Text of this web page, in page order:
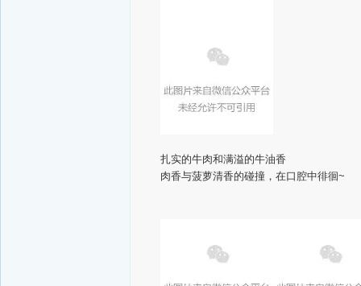
扎实的牛肉和满溢的牛油香
肉香与菠萝清香的碰撞，在口腔中徘徊~